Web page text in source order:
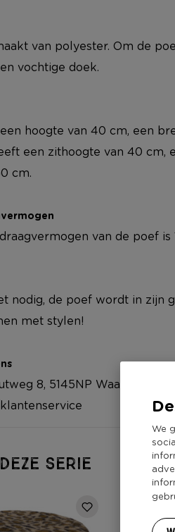
We
van polyester. Om de
vochtige doek.
hoogte van 40 cm, een
een zithoogte van 40 cm,
cm.
van de poef is
nodig, de poef wordt in zijn
met stylen!
8, 5145NP Waalwijk,
SERIE